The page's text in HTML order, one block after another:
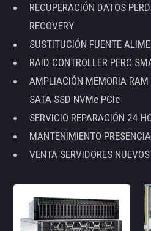
RECUPERACIÓN DATOS
RECOVERY
SUSTITUCIÓN FUENTE
RAID CONTROLLER PERC
AMPLIACIÓN MEMORIA RAM
SATA SSD NVMe PCIe
SERVICIO REPARACIÓN 24
MANTENIMIENTO
VENTA SERVIDORES